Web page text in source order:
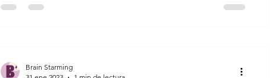
Brain Starming